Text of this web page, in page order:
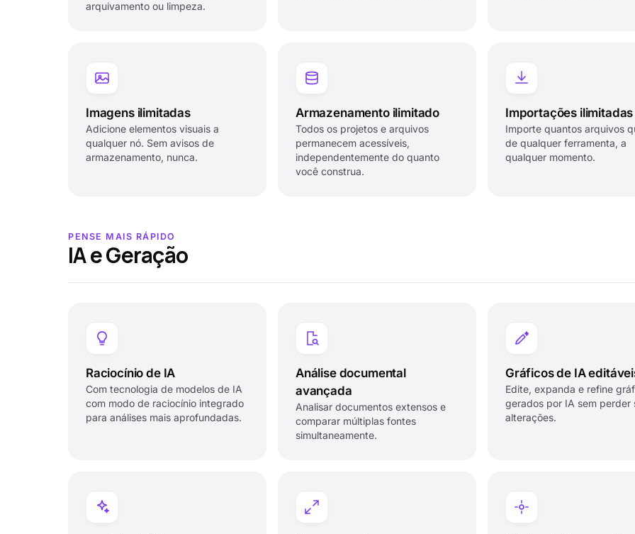
arquivamento ou limpeza.
Imagens ilimitadas
Adicione elementos visuais a
qualquer nó. Sem avisos de
armazenamento, nunca.
Armazenamento ilimitado
Todos os projetos e arquivos
permanecem acessíveis,
independentemente do quanto
você construa.
Importações ilimitadas
Importe quantos arquivos
de qualquer ferramenta, a
qualquer momento.
PENSE MAIS RÁPIDO
IA e Geração
Raciocínio de IA
Com tecnologia de modelos de IA
com modo de raciocínio integrado
para análises mais aprofundadas.
Análise documental
avançada
Analisar documentos extensos e
comparar múltiplas fontes
simultaneamente.
Gráficos de IA
Edite, expanda e refine
gerados por IA sem perder
alterações.